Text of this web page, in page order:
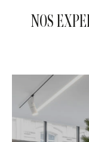
NOS